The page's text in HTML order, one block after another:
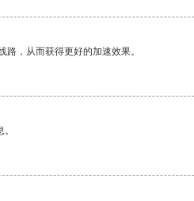
，从而获得更好的加速效果。